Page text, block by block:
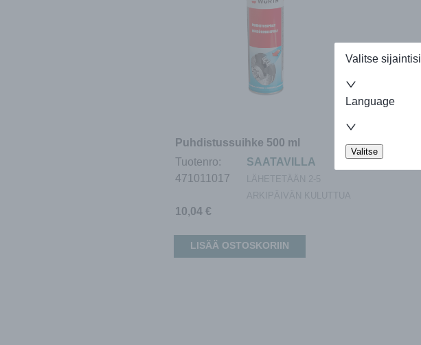
Valitse sijaintisi
Language
Valitse
Puhdistussuihke 500 ml
Tuotenro:
471011017
SAATAVILLA
LÄHETETÄÄN 2-5
ARKIPÄIVÄN KULUTTUA
10,04 €
LISÄÄ OSTOSKORIIN